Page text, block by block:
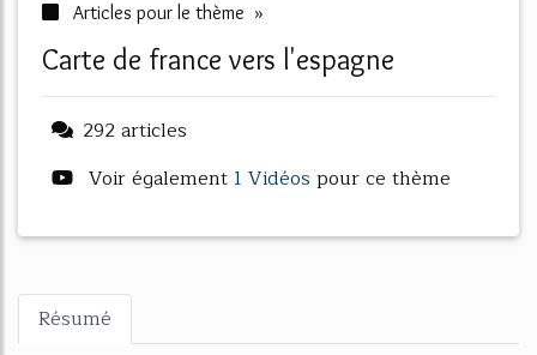
Articles pour le thème »
carte de france vers l'espagne
292 articles
Voir également 1 Vidéos pour ce thème
Résumé